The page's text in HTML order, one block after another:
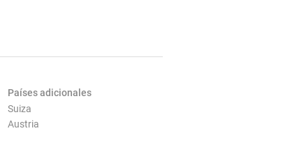
Países adicionales
Suiza
Austria